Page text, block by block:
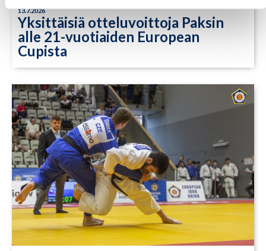
13.7.2026
Yksittäisiä otteluvoittoja Paksin
alle 21-vuotiaiden European
Cupista